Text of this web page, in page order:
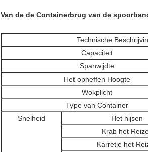
Van de de Containerbrug van de
Technische
Capaciteit
Spanwijdte
Het opheffen Hoogte
Wokplicht
Type van Container
Snelheid
Het hijsen
Krab het
Karretje het